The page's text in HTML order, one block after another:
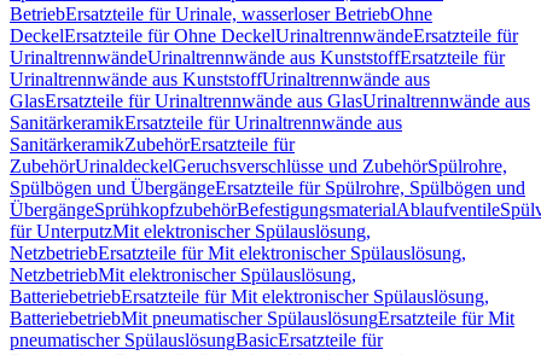
BetriebErsatzteile für Urinale, wasserloser BetriebOhne
DeckelErsatzteile für Ohne DeckelUrinaltrennwändeErsatzteile für
UrinaltrennwändeUrinaltrennwände aus KunststoffErsatzteile für
Urinaltrennwände aus KunststoffUrinaltrennwände aus
GlasErsatzteile für Urinaltrennwände aus GlasUrinaltrennwände aus
SanitärkeramikErsatzteile für Urinaltrennwände aus
SanitärkeramikZubehörErsatzteile für
ZubehörUrinaldeckelGeruchsverschlüsse und ZubehörSpülrohre,
Spülbögen und ÜbergängeErsatzteile für Spülrohre, Spülbögen und
ÜbergängeSprühkopfzubehörBefestigungsmaterialAblaufventile
für UnterputzMit elektronischer Spülauslösung,
NetzbetriebErsatzteile für Mit elektronischer Spülauslösung,
NetzbetriebMit elektronischer Spülauslösung,
BatteriebetriebErsatzteile für Mit elektronischer Spülauslösung,
BatteriebetriebMit pneumatischer SpülauslösungErsatzteile für Mit
pneumatischer SpülauslösungBasicErsatzteile für